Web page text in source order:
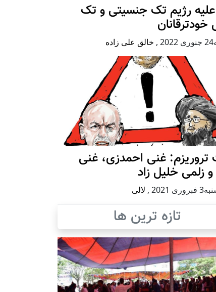
علیه رژيم تک جنسیتی و تک
, خالق علی زاده
تروریزم: غنی احمدزی، غنی
و زلمی خلیل زاد
2021
, لالی
تازه ترین ها